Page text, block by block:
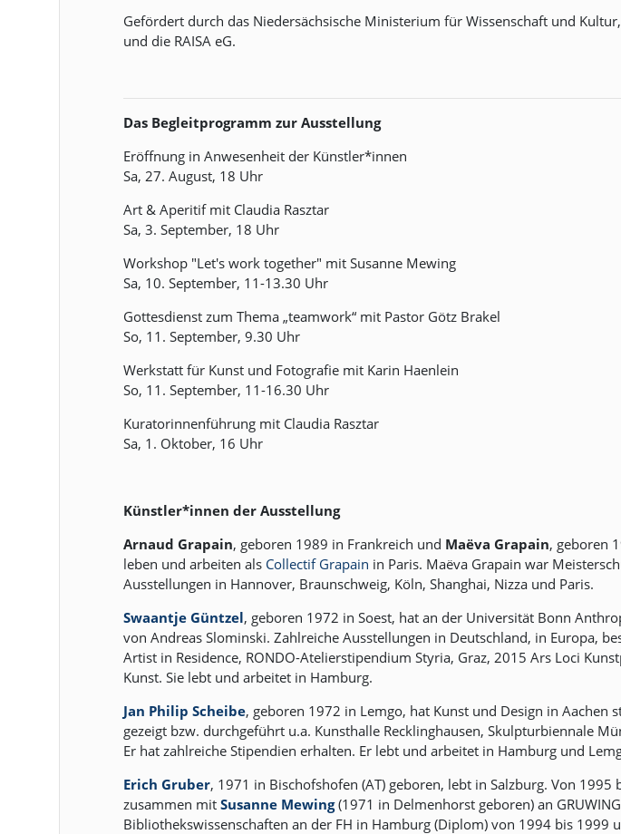
Gefördert durch das Niedersächsische Ministerium für Wissenschaft und
und die RAISA eG.
Das Begleitprogramm zur Ausstellung
Eröffnung in Anwesenheit der Künstler*innen
Sa, 27. August, 18 Uhr
Art & Aperitif mit Claudia Rasztar
Sa, 3. September, 18 Uhr
Workshop "Let's work together" mit Susanne Mewing
Sa, 10. September, 11-13.30 Uhr
Gottesdienst zum Thema „teamwork“ mit Pastor Götz Brakel
So, 11. September, 9.30 Uhr
Werkstatt für Kunst und Fotografie mit Karin Haenlein
So, 11. September, 11-16.30 Uhr
Kuratorinnenführung mit Claudia Rasztar
Sa, 1. Oktober, 16 Uhr
Künstler*innen der Ausstellung
Arnaud Grapain, geboren 1989 in Frankreich und Maëva Grapain, geboren
leben und arbeiten als Collectif Grapain in Paris. Maëva Grapain war
Ausstellungen in Hannover, Braunschweig, Köln, Shanghai, Nizza und Paris.
Swaantje Güntzel, geboren 1972 in Soest, hat an der Universität Bonn
von Andreas Slominski. Zahlreiche Ausstellungen in Deutschland, in Europa,
Artist in Residence, RONDO-Atelierstipendium Styria, Graz, 2015 Ars Loci
Kunst. Sie lebt und arbeitet in Hamburg.
Jan Philip Scheibe, geboren 1972 in Lemgo, hat Kunst und Design in
gezeigt bzw. durchgeführt u.a. Kunsthalle Recklinghausen, Skulpturbiennale
Er hat zahlreiche Stipendien erhalten. Er lebt und arbeitet in Hamburg und
Erich Gruber, 1971 in Bischofshofen (AT) geboren, lebt in Salzburg. Von
zusammen mit Susanne Mewing(1971 in Delmenhorst geboren) an
Bibliothekswissenschaften an der FH in Hamburg (Diplom) von 1994 bis